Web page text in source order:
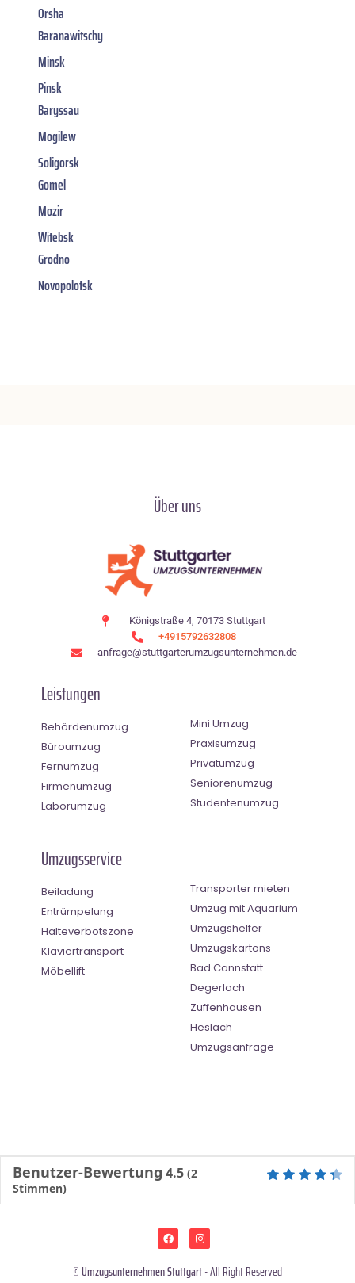
Orsha
Baranawitschy
Minsk
Pinsk
Baryssau
Mogilew
Soligorsk
Gomel
Mozir
Witebsk
Grodno
Novopolotsk
Über uns
Königstraße 4, 70173 Stuttgart
+4915792632808
anfrage@stuttgarterumzugsunternehmen.de
Leistungen
Behördenumzug
Büroumzug
Fernumzug
Firmenumzug
Laborumzug
Mini Umzug
Praxisumzug
Privatumzug
Seniorenumzug
Studentenumzug
Umzugsservice
Beiladung
Entrümpelung
Halteverbotszone
Klaviertransport
Möbellift
Transporter mieten
Umzug mit Aquarium
Umzugshelfer
Umzugskartons
Bad Cannstatt
Degerloch
Zuffenhausen
Heslach
Umzugsanfrage
Benutzer-Bewertung 4.5 (2
Stimmen)
©Umzugsunternehmen Stuttgart- All Right Reserved